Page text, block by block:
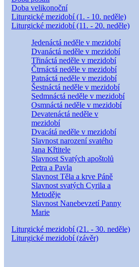
Doba velikonoční
Liturgické mezidobí (1. - 10. neděle)
Liturgické mezidobí (11. - 20. neděle)
Jedenáctá neděle v mezidobí
Dvanáctá neděle v mezidobí
Třináctá neděle v mezidobí
Čtrnáctá neděle v mezidobí
Patnáctá neděle v mezidobí
Šestnáctá neděle v mezidobí
Sedmnáctá neděle v mezidobí
Osmnáctá neděle v mezidobí
Devatenáctá neděle v
mezidobí
Dvacátá neděle v mezidobí
Slavnost narození svatého
Jana Křtitele
Slavnost Svatých apoštolů
Petra a Pavla
Slavnost Těla a krve Páně
Slavnost svatých Cyrila a
Metoděje
Slavnost Nanebevzetí Panny
Marie
Liturgické mezidobí (21. - 30. neděle)
Liturgické mezidobí (závěr)